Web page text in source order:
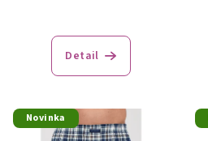
Detail
Novinka